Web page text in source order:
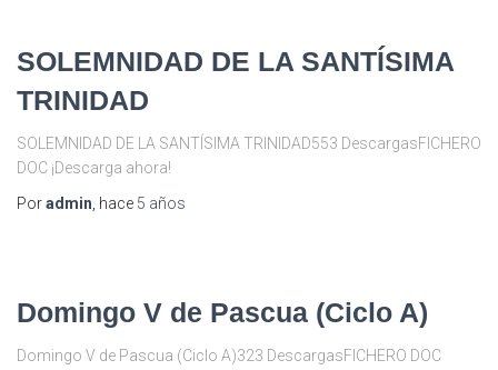
SOLEMNIDAD DE LA SANTÍSIMA
TRINIDAD
SOLEMNIDAD DE LA SANTÍSIMA TRINIDAD553 DescargasFICHERO
DOC ¡Descarga ahora!
Poradmin , hace 5 años
Domingo V de Pascua (Ciclo A)
Domingo V de Pascua (Ciclo A)323 DescargasFICHERO DOC